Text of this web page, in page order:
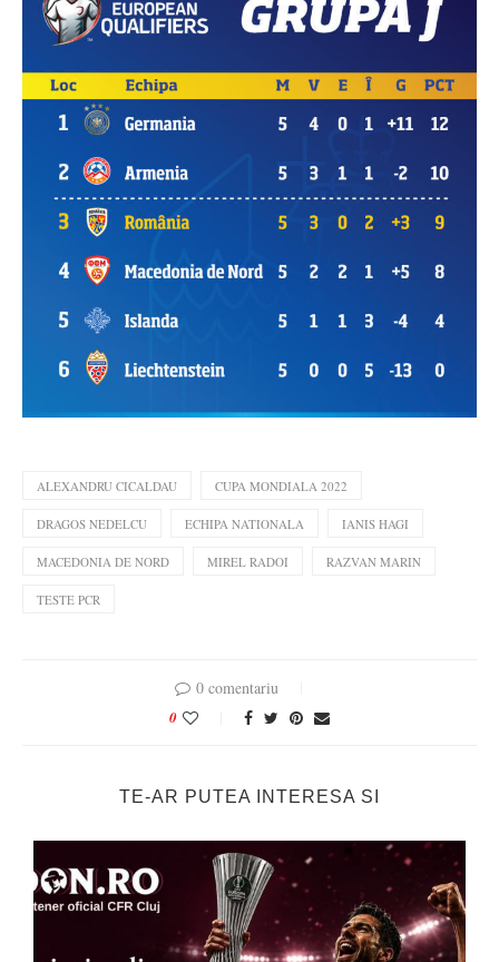
ALEXANDRU CICALDAU CUPA MONDIALA 2022
DRAGOS NEDELCU ECHIPA NATIONALA IANIS HAGI
MACEDONIA DE NORD MIREL RADOI RAZVAN MARIN
TESTE PCR
0 comentariu
0
TE-AR PUTEA INTERESA SI